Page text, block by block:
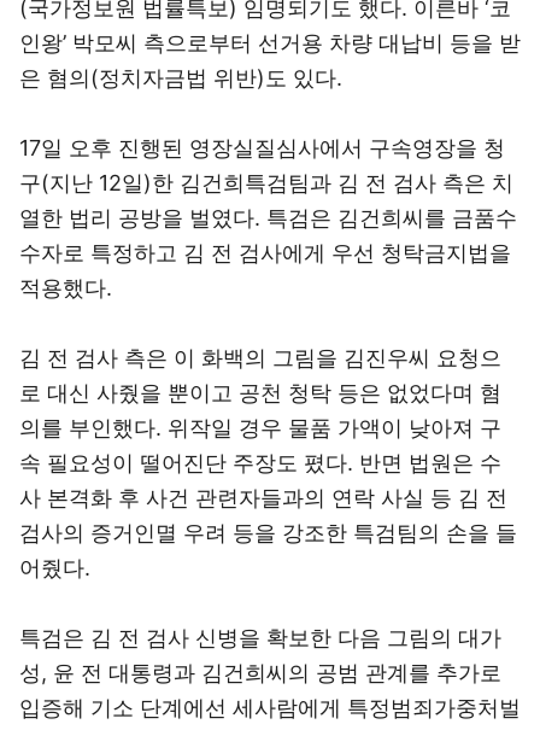
(국가정보원 법률특보) 임명되기도 했다. 이른바 ‘코
인왕’ 박모씨 측으로부터 선거용 차량 대납비 등을 받
은 혐의(정치자금법 위반)도 있다.
17일 오후 진행된 영장실질심사에서 구속영장을 청
구(지난 12일)한 김건희특검팀과 김 전 검사 측은 치
열한 법리 공방을 벌였다. 특검은 김건희씨를 금품수
수자로 특정하고 김 전 검사에게 우선 청탁금지법을
적용했다.
김 전 검사 측은 이 화백의 그림을 김진우씨 요청으
로 대신 사줬을 뿐이고 공천 청탁 등은 없었다며 혐
의를 부인했다. 위작일 경우 물품 가액이 낮아져 구
속 필요성이 떨어진단 주장도 폈다. 반면 법원은 수
사 본격화 후 사건 관련자들과의 연락 사실 등 김 전
검사의 증거인멸 우려 등을 강조한 특검팀의 손을 들
어줬다.
특검은 김 전 검사 신병을 확보한 다음 그림의 대가
성, 윤 전 대통령과 김건희씨의 공범 관계를 추가로
입증해 기소 단계에선 세사람에게 특정범죄가중처벌